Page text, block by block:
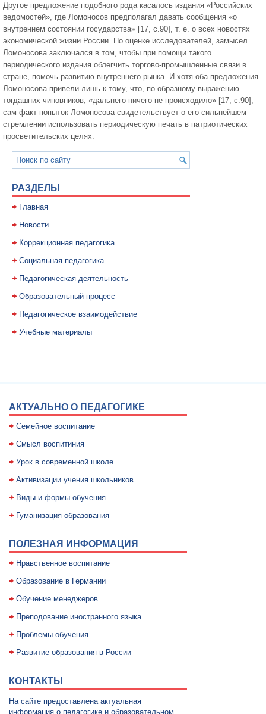
Другое предложение подобного рода касалось издания «Россий­ских
ведомостей», где Ломоносов предполагал давать сообщения «о
внутреннем состоянии государства» [17, c.90], т. е. о всех новостях
эконо­мической жизни России. По оценке исследователей, замысел
Ломоносова заключался в том, чтобы при помощи такого
периодического издания облегчить торгово-промышленные связи в
стране, помочь развитию внутреннего рынка. И хотя оба предло­жения
Ломоносова привели лишь к тому, что, по образному выраже­нию
тогдашних чиновников, «дальнего ничего не происходило» [17, c.90],
сам факт попыток Ломоносова свидетельствует о его сильнейшем
стрем­лении использовать периодическую печать в патриотических
про­светительских целях.
РАЗДЕЛЫ
Главная
Новости
Коррекционная педагогика
Социальная педагогика
Педагогическая деятельность
Образовательный процесс
Педагогическое взаимодействие
Учебные материалы
АКТУАЛЬНО О ПЕДАГОГИКЕ
Семейное воспитание
Смысл воспитиния
Уpок в совpеменной школе
Активизации учения школьников
Виды и формы обучения
Гуманизация образования
ПОЛЕЗНАЯ ИНФОРМАЦИЯ
Нравственное воспитание
Образование в Германии
Обучение менеджеров
Преподование иностранного языка
Проблемы обучения
Развитие образования в России
КОНТАКТЫ
На сайте предоставлена актуальная
информация о педагогике и образовательном